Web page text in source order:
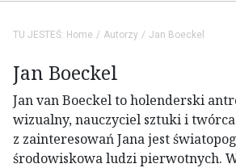
TU JESTEŚ: Home Autorzy Jan Boeckel
Jan Boeckel
Jan van Boeckelto holenderski
wizualny, nauczyciel sztuki i
z zainteresowań Jana jest
środowiskowa ludzi pierwotnych.